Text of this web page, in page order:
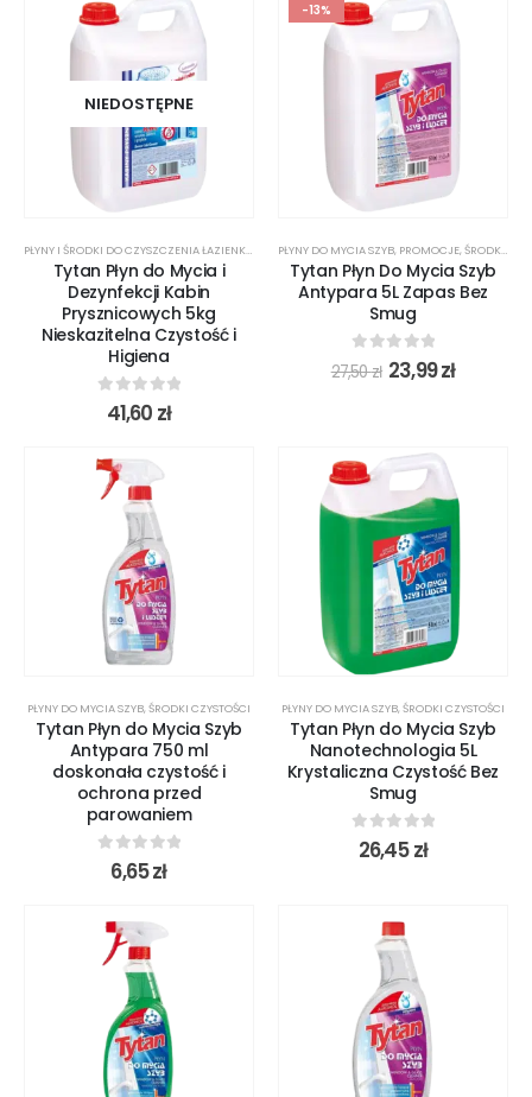
NIEDOSTĘPNE
PŁYNY I ŚRODKI DO CZYSZCZENIA ŁAZIENKI, ŚRODKI CZYSTOŚCI
Tytan Płyn do Mycia i
Dezynfekcji Kabin
Prysznicowych 5kg
Nieskazitelna Czystość i
Higiena
out of 5
41,60 zł
-13%
PŁYNY DO MYCIA SZYB, PROMOCJE,ŚRODKI CZYSTOŚCI
Tytan Płyn Do Mycia Szyb
Antypara 5L Zapas Bez
Smug
0out of 5
27,50zł 23,99zł
PŁYNY DO MYCIA SZYB,ŚRODKI CZYSTOŚCI
Tytan Płyn do Mycia Szyb
Antypara 750 ml
doskonała czystość i
ochrona przed
parowaniem
out of 5
6,65zł
PŁYNY DO MYCIA SZYB,ŚRODKI CZYSTOŚCI
Tytan Płyn do Mycia Szyb
Nanotechnologia 5L
Krystaliczna Czystość Bez
Smug
out of 5
26,45zł